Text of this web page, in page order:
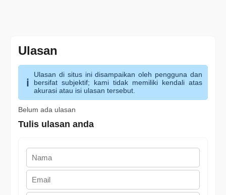
Ulasan
Ulasan di situs ini disampaikan oleh pengguna dan
bersifat subjektif; kami tidak memiliki kendali atas
akurasi atau isi ulasan tersebut.
Belum ada ulasan
Tulis ulasan anda